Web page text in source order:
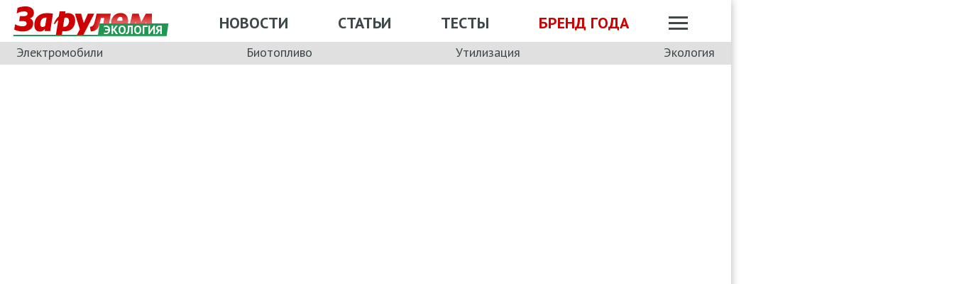
ЭКОЛОГИЯ НОВОСТИ СТАТЬИ ТЕСТЫ БРЕНД ГОДА
Электромобили Биотопливо Утилизация Экология